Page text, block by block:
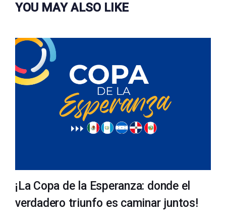
YOU MAY ALSO LIKE
¡La Copa de la Esperanza: donde el
verdadero triunfo es caminar juntos!